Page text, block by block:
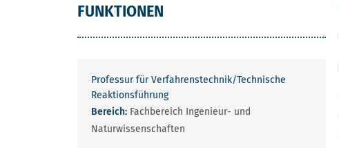
FUNKTIONEN
Professur für Verfahrenstechnik/Technische
Reaktionsführung
Bereich: Fachbereich Ingenieur- und
Naturwissenschaften